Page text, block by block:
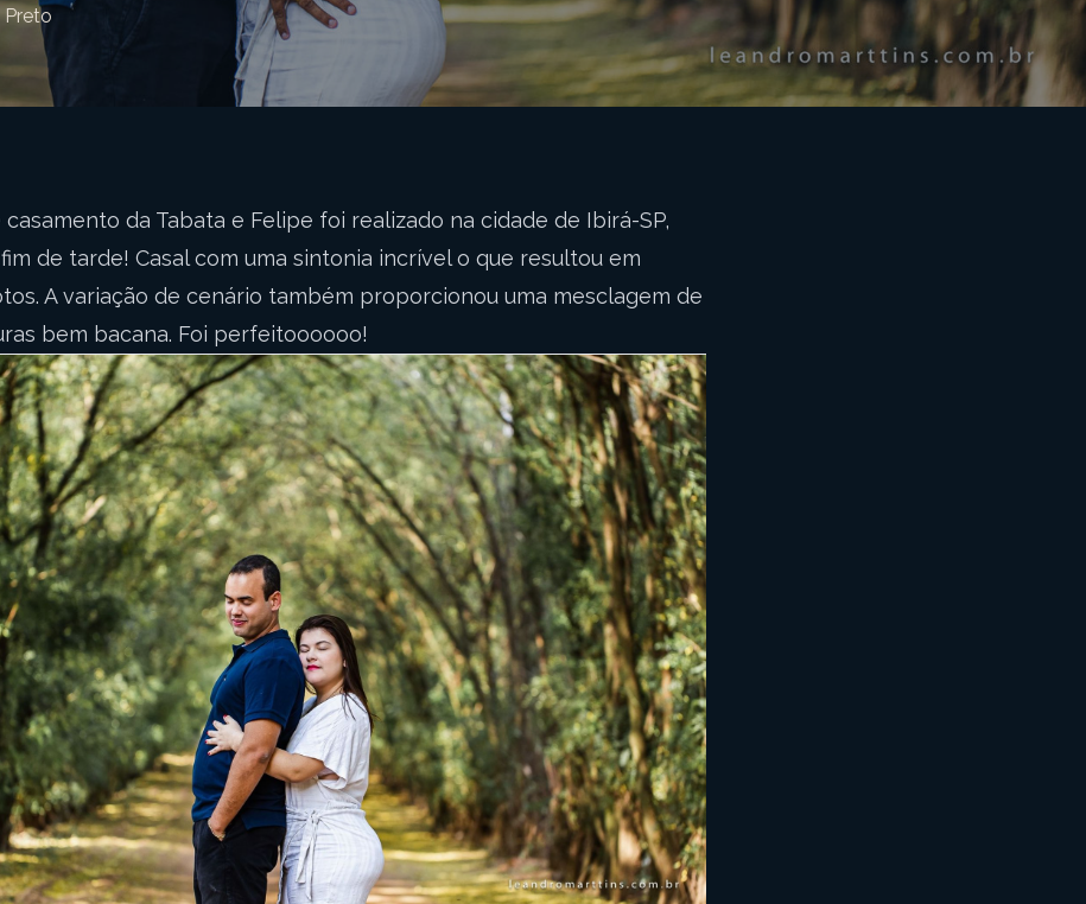
Preto
da Tabata e Felipe foi realizado na cidade de Ibirá-SP,
de tarde! Casal com uma sintonia incrível o que resultou em
A variação de cenário também proporcionou uma mesclagem de
bem bacana. Foi perfeitoooooo!